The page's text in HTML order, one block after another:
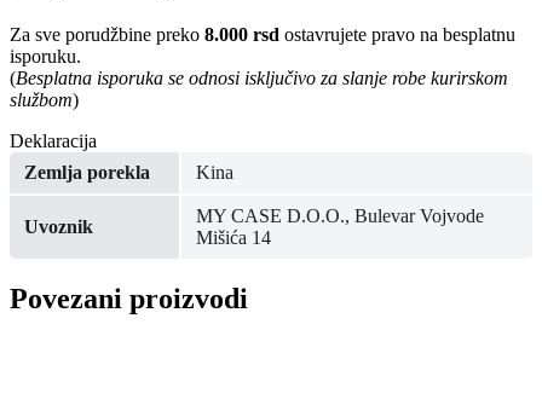
Za sve porudžbine preko 8.000 rsd ostavrujete pravo na besplatnu
isporuku.
(Besplatna isporuka se odnosi isključivo za slanje robe kurirskom
službom)
Deklaracija
Zemlja porekla
Kina
Uvoznik
MY CASE D.O.O., Bulevar Vojvode
Mišića 14
Povezani proizvodi